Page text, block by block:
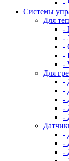
-
Системы
Для
-
-
-
-
-
Для
-
-
-
-
-
-
-
-